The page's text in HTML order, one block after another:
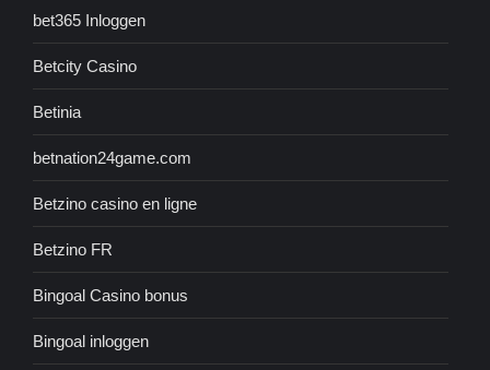
bet365 Inloggen
Betcity Casino
Betinia
betnation24game.com
Betzino casino en ligne
Betzino FR
Bingoal Casino bonus
Bingoal inloggen